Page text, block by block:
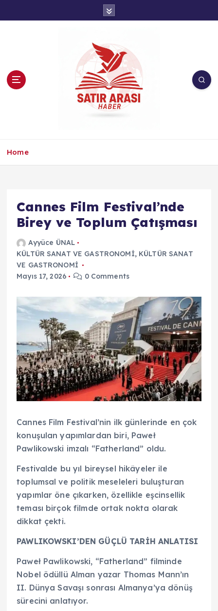
Home
Cannes Film Festival’nde
Birey ve Toplum Çatışması
Ayyüce ÜNAL
KÜLTÜR SANAT VE GASTRONOMİ, KÜLTÜR SANAT
VE GASTRONOMİ
Mayıs 17, 2026
0 Comments
Cannes Film Festival’nin ilk günlerinde en çok
konuşulan yapımlardan biri, Paweł
Pawlikowski imzalı “Fatherland” oldu.
Festivalde bu yıl bireysel hikâyeler ile
toplumsal ve politik meseleleri buluşturan
yapımlar öne çıkarken, özellikle eşcinsellik
teması birçok filmde ortak nokta olarak
dikkat çekti.
PAWLIKOWSKI’DEN GÜÇLÜ TARİH ANLATISI
Paweł Pawlikowski, “Fatherland” filminde
Nobel ödüllü Alman yazar Thomas Mann’ın
II. Dünya Savaşı sonrası Almanya’ya dönüş
sürecini anlatıyor.